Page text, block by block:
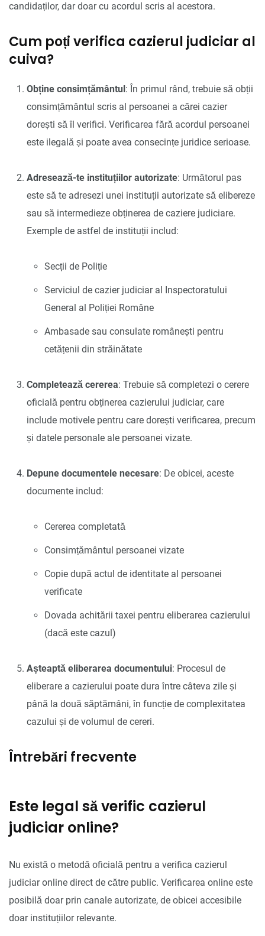
candidaților, dar doar cu acordul scris al acestora.
Cum poți verifica cazierul judiciar al
cuiva?
Obține consimțământul : În primul rând, trebuie să obții
consimțământul scris al persoanei a cărei cazier
dorești să îl verifici. Verificarea fără acordul persoanei
este ilegală și poate avea consecințe juridice serioase.
Adresează-te instituțiilor autorizate: Următorul pas
este să te adresezi unei instituții autorizate să elibereze
sau să intermedieze obținerea de caziere judiciare.
Exemple de astfel de instituții includ:
Secții de Poliție
Serviciul de cazier judiciar al Inspectoratului
General al Poliției Române
Ambasade sau consulate românești pentru
cetățenii din străinătate
Completează cererea: Trebuie să completezi o cerere
oficială pentru obținerea cazierului judiciar, care
include motivele pentru care dorești verificarea, precum
și datele personale ale persoanei vizate.
Depune documentele necesare: De obicei, aceste
documente includ:
Cererea completată
Consimțământul persoanei vizate
Copie după actul de identitate al persoanei
verificate
Dovada achitării taxei pentru eliberarea cazierului
(dacă este cazul)
Așteaptă eliberarea documentului: Procesul de
eliberare a cazierului poate dura între câteva zile și
până la două săptămâni, în funcție de complexitatea
cazului și de volumul de cereri.
Întrebări frecvente
Este legal să verific cazierul
judiciar online?
Nu există o metodă oficială pentru a verifica cazierul
judiciar online direct de către public. Verificarea online este
posibilă doar prin canale autorizate, de obicei accesibile
doar instituțiilor relevante.